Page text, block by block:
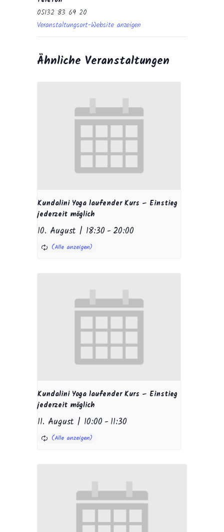
05132 83 69 20
Veranstaltungsort-Website anzeigen
Ähnliche Veranstaltungen
Kundalini Yoga laufender Kurs – Einstieg
jederzeit möglich
10. August | 18:30 -20:00
Kundalini Yoga laufender Kurs – Einstieg
jederzeit möglich
11. August | 10:00 -11:30